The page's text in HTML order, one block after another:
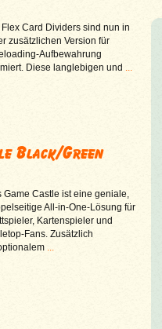
Flex Card Dividers sind nun in
zusätzlichen Version für
Aufbewahrung
Diese langlebigen und ...
Black/Green
Game Castle ist eine geniale,
All-in-One-Lösung für
Kartenspieler und
Fans. Zusätzlich
...